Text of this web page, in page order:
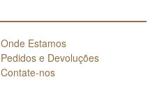
Onde Estamos
Pedidos e Devoluções
Contate-nos